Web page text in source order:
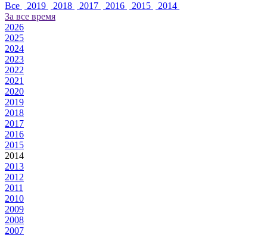
Все 2019 2018 2017 2016 2015
2014
За все время
2026
2025
2024
2023
2022
2021
2020
2019
2018
2017
2016
2015
2014
2013
2012
2011
2010
2009
2008
2007